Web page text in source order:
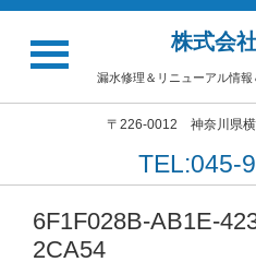
株式会
漏水修理＆リニューアル情
〒226-0012 神奈川県横
TEL:045-
6F1F028B-AB1E-
2CA54